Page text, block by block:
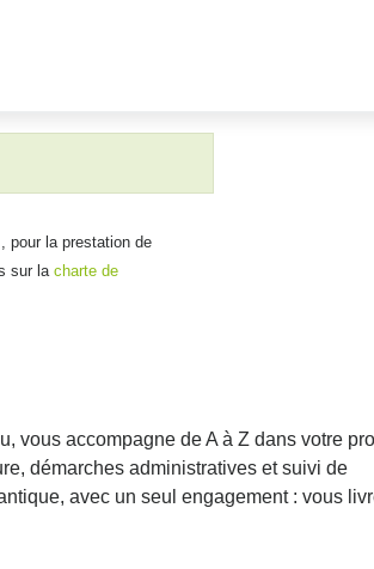
pour la prestation de
sur la charte de
vous accompagne de A à Z dans votre
démarches administratives et suivi de
avec un seul engagement : vous